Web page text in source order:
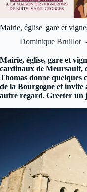
Mairie, église, gare et
Dominique Bruillot
Mairie, église, gare et
cardinaux de Meursault,
Thomas donne quelques
de la Bourgogne et invite
autre regard. Greeter un